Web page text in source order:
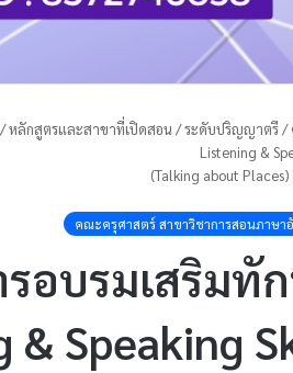
/หลักสูตรและสาขาที่เปิดสอน/ระดับปริญญาตรี/
Listening &
(Talking about
คณะครุศาสตร์ สาขาวิชาการสอนภาษ
รอบรมเสริมทั
& Speaking